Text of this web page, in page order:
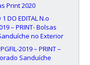
Print 2020
1 DO EDITAL N.o
– PRINT- Bolsas
no Exterior
2019 – PRINT –
Sanduíche